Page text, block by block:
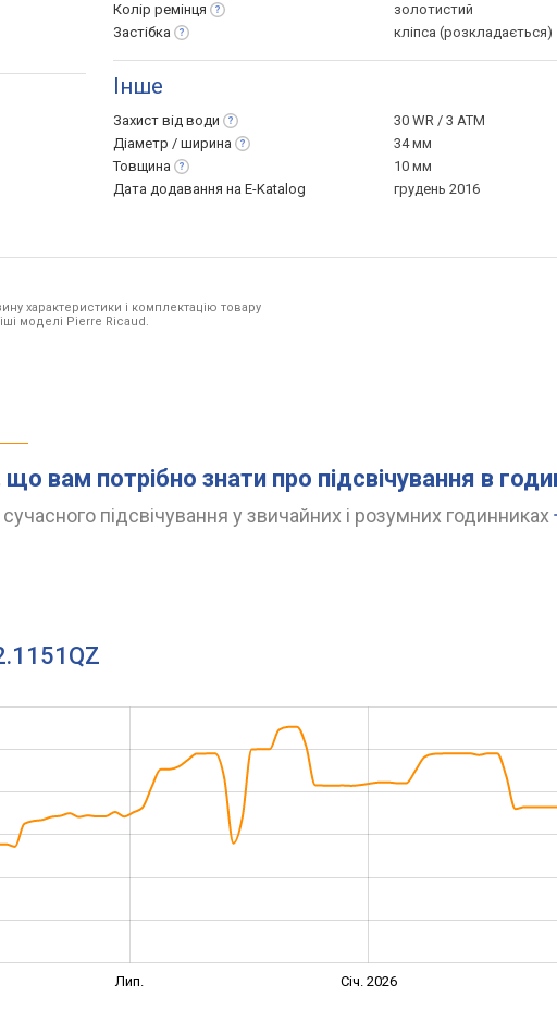
Колір ремінця
золотистий
Застібка
кліпса (розкладається)
Інше
Захист від води
30 WR / 3 ATM
Діаметр / ширина
34 мм
Товщина
10 мм
Дата додавання на E-Katalog
грудень 2016
характеристики і комплектацію товару
моделі Pierre Ricaud.
вам потрібно знати про підсвічування в
підсвічування у звичайних і розумних годинниках
Лип. Січ. 2026